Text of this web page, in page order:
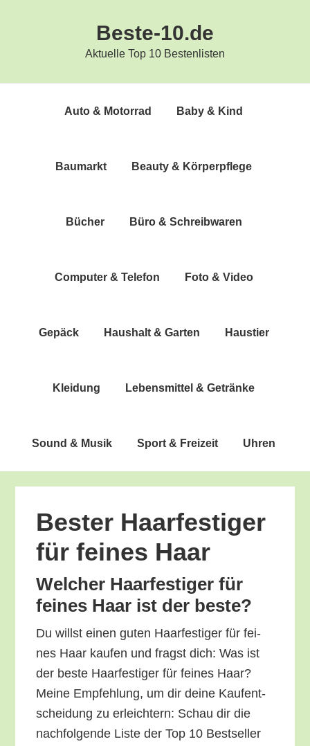
Beste-10.de
Aktuelle Top 10 Bestenlisten
Auto & Motorrad Baby & Kind
Bau­markt Beau­ty & Körperpflege
Bücher Büro & Schreibwaren
Com­pu­ter & Telefon Foto & Video
Gepäck Haus­halt & Garten Haus­tier
Klei­dung Lebens­mit­tel & Getränke
Sound & Musik Sport & Freizeit Uhren
Bes­ter Haar­fes­ti­ger
für fei­nes Haar
Wel­cher Haar­fes­ti­ger für
fei­nes Haar ist der beste?
Du willst einen guten Haar­fes­ti­ger für fei­
nes Haar kau­fen und fragst dich: Was ist
der bes­te Haar­fes­ti­ger für fei­nes Haar?
Mei­ne Emp­feh­lung, um dir dei­ne Kauf­ent­
schei­dung zu erleich­tern: Schau dir die
nach­fol­gen­de Lis­te der Top 10 Best­sel­ler